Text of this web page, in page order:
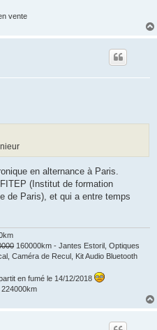
vente
en alternance à Paris.
(Institut de formation
de Paris), et qui a entre temps
160000km - Jantes Estoril, Optiques
Caméra de Recul, Kit Audio Bluetooth
en fumé le 14/12/2018